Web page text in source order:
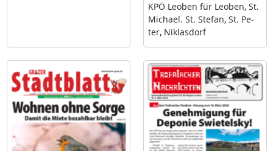
KPÖ Leo­ben für Leo­ben, St.
Mi­cha­el. St. Ste­fan, St. Pe­
ter, Niklas­dorf